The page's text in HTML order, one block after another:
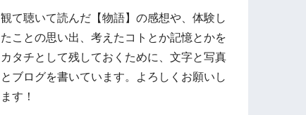
観て聴いて読んだ【物語】の感想や、体験し
たことの思い出、考えたコトとか記憶とかを
カタチとして残しておくために、文字と写真
とブログを書いています。よろしくお願いし
ます！